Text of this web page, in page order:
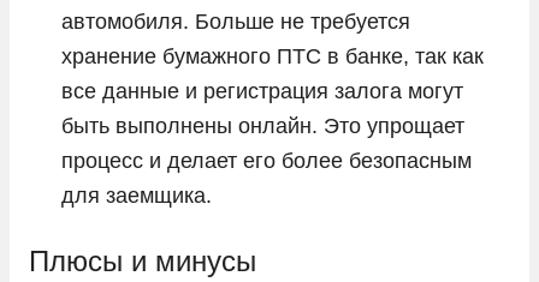
автомобиля. Больше не требуется
хранение бумажного ПТС в банке, так как
все данные и регистрация залога могут
быть выполнены онлайн. Это упрощает
процесс и делает его более безопасным
для заемщика.
Плюсы и минусы